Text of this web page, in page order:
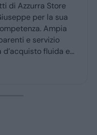
Store
la sua
e
Ottima